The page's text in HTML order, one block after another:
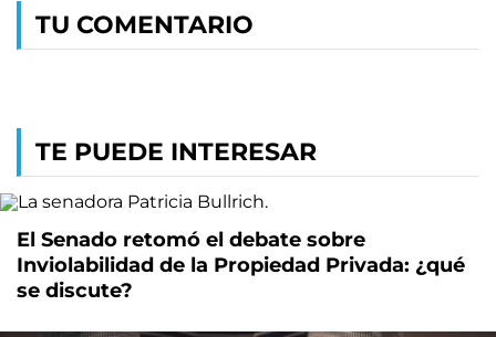
TU COMENTARIO
TE PUEDE INTERESAR
El Senado retomó el debate sobre
Inviolabilidad de la Propiedad Privada: ¿qué
se discute?